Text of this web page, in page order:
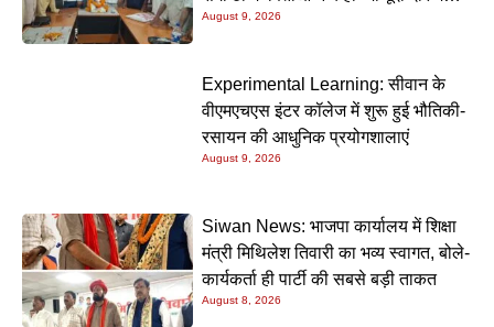
प्रेमचंद की रचनाएं और अधिक प्रासंगिक
August 9, 2026
Experimental Learning: सीवान के
वीएमएचएस इंटर कॉलेज में शुरू हुई भौतिकी-
रसायन की आधुनिक प्रयोगशालाएं
August 9, 2026
Siwan News: भाजपा कार्यालय में शिक्षा
मंत्री मिथिलेश तिवारी का भव्य स्वागत, बोले-
कार्यकर्ता ही पार्टी की सबसे बड़ी ताकत
August 8, 2026